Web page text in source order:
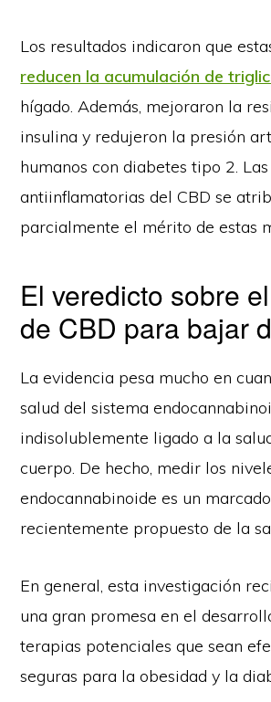
Los resultados indicaron que
reducen la acumulación de
hígado. Además, mejoraron la
insulina y redujeron la presión
humanos con diabetes tipo 2.
antiinflamatorias del CBD se
parcialmente el mérito de estas
El veredicto sobre
de CBD para bajar
La evidencia pesa mucho en
salud del sistema
indisolublemente ligado a la
cuerpo. De hecho, medir los
endocannabinoide es un
recientemente propuesto de la
En general, esta investigación
una gran promesa en el
terapias potenciales que sean
seguras para la obesidad y la